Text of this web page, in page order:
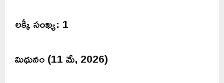
లక్కీ సంఖ్య: 1
మిథునం (11 మే, 2026)